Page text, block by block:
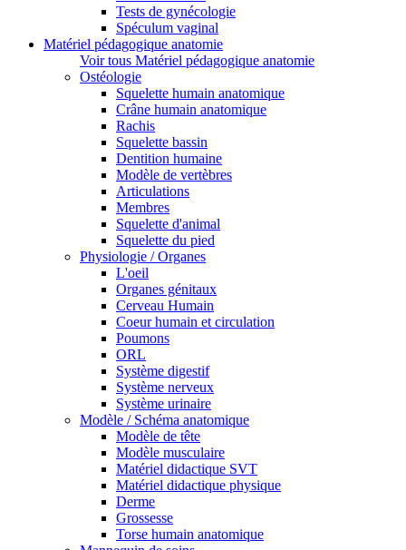
Tests de gynécologie
Spéculum vaginal
Matériel pédagogique anatomie
Voir tous Matériel pédagogique anatomie
Ostéologie
Squelette humain anatomique
Crâne humain anatomique
Rachis
Squelette bassin
Dentition humaine
Modèle de vertèbres
Articulations
Membres
Squelette d'animal
Squelette du pied
Physiologie / Organes
L'oeil
Organes génitaux
Cerveau Humain
Coeur humain et circulation
Poumons
ORL
Système digestif
Système nerveux
Système urinaire
Modèle / Schéma anatomique
Modèle de tête
Modèle musculaire
Matériel didactique SVT
Matériel didactique physique
Derme
Grossesse
Torse humain anatomique